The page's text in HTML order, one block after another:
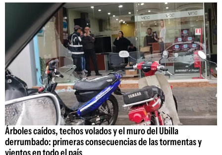
Árboles caídos, techos volados y el muro del Ubilla
derrumbado: primeras consecuencias de las tormentas y
vientos en todo el país